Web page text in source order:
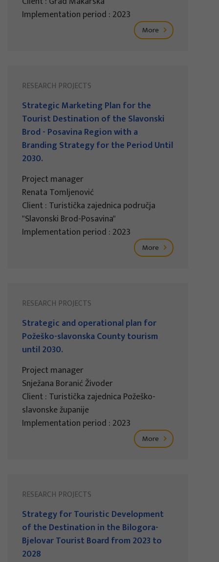
Implementation period : 2023
More
RESEARCH PROJECTS
Strategic Marketing Plan for the
Tourist Destination of the Slavonski
Brod - Posavina Region with a
Branding Strategy for the Period Until
2030.
Project manager
Renata Tomljenović
Client : Turistička zajednica područja
"Slavonski Brod-Posavina"
Implementation period : 2023
More
RESEARCH PROJECTS
Strategic and operational plan for
Požeško-slavonska County tourism
until 2030.
Project manager
Snježana Boranić Živoder
Client : Turistička zajednica Požeško-
slavonske županije
Implementation period : 2023
More
RESEARCH PROJECTS
Strategy for Touristic Development
of the Destination in the Bilogora-
Bjelovar Tourist Board from 2023 to
2028